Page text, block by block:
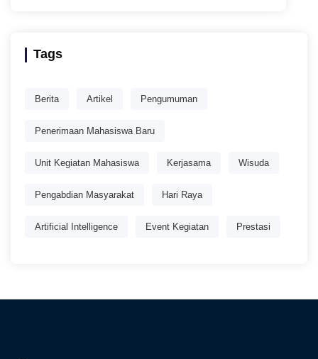
Tags
Berita Artikel Pengumuman
Penerimaan Mahasiswa Baru
Unit Kegiatan Mahasiswa Kerjasama Wisuda
Pengabdian Masyarakat Hari Raya
Artificial Intelligence Event Kegiatan Prestasi